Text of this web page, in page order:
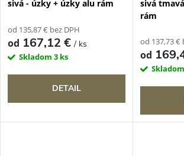
sivá - úzky + úzky alu rám
od 135,87 € bez DPH
od 167,12 €/ ks
Skladom 3 ks
DETAIL
sivá
rám
od 137,73 €
od
Skladom